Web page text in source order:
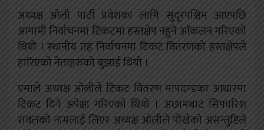
अध्यक्ष ओली पार्टी प्रवेशका लागि सुदूरपश्चिम आएपछि
आगामी निर्वाचनमा टिकटमा हस्तक्षेप नहुने आँकलन गरिएको
थियो । स्थानीय तह निर्वाचनमा टिकट वितरणको हस्तक्षेपले
हारिएको नेताहरुको बुझाई थियो ।
एमाले अध्यक्ष ओलीले टिकट वितरण मापदण्डका आधारमा
टिकट दिने अपेक्षा गरिएको थियो । अछामबाट सिफारिश
रावलको नामलाई लिएर अध्यक्ष ओलीले पोखेको असन्तुष्टिले